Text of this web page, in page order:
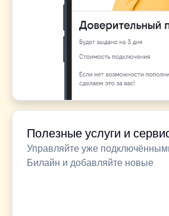
Полезные услуги и
Управляйте уже
Билайн и добавляйте новые